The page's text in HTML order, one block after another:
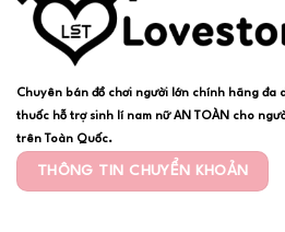
Chuyên bán đồ chơi người lớn chính hãng đa
thuốc hỗ trợ sinh lí nam nữ AN TOÀN cho
trên Toàn Quốc.
THÔNG TIN CHUYỂN KHOẢN